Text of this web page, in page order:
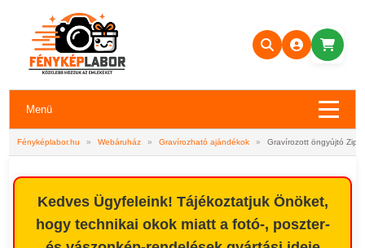
Menü
Fényképlabor.hu » Webáruház » Gravírozható ajándékok » Gravírozott öngyújtó
Kedves Ügyfeleink! Tájékoztatjuk Önöket,
hogy technikai okok miatt a fotó-, poszter-